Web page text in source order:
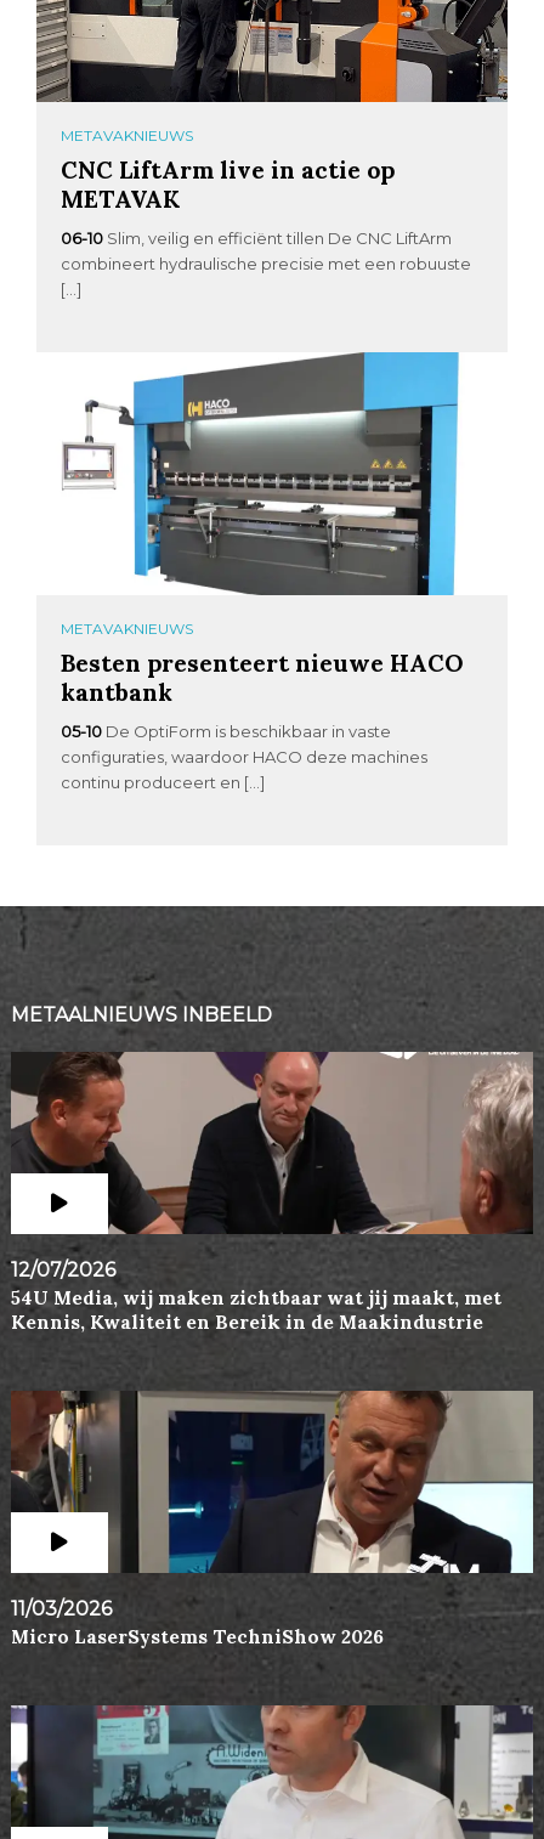
METAVAKNIEUWS
CNC LiftArm live in actie op
METAVAK
06-10 Slim, veilig en efficiënt tillen De CNC LiftArm
combineert hydraulische precisie met een robuuste
[…]
METAVAKNIEUWS
Besten presenteert nieuwe HACO
kantbank
05-10 De OptiForm is beschikbaar in vaste
configuraties, waardoor HACO deze machines
continu produceert en […]
METAALNIEUWS INBEELD
12/07/2026
54U Media, wij maken zichtbaar wat jij maakt, met
Kennis, Kwaliteit en Bereik in de Maakindustrie
11/03/2026
Micro LaserSystems TechniShow 2026